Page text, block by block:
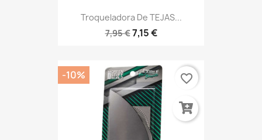
Troqueladora De TEJAS...
7,95 €7,15 €
-10% favorite_border